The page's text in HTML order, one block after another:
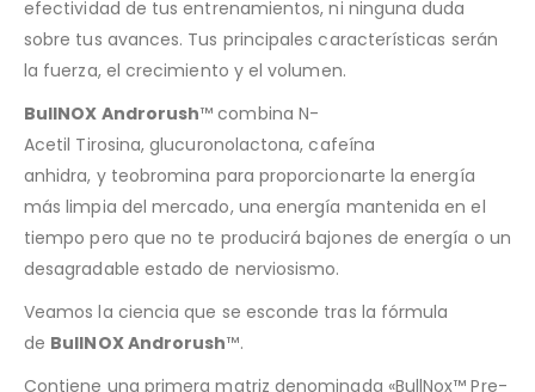
efectividad de tus entrenamientos, ni ninguna duda
sobre tus avances. Tus principales características serán
la fuerza, el crecimiento y el volumen.
BullNOX Androrush™ combina N-
Acetil Tirosina, glucuronolactona, cafeína
anhidra, y teobromina para proporcionarte la energía
más limpia del mercado, una energía mantenida en el
tiempo pero que no te producirá bajones de energía o un
desagradable estado de nerviosismo.
Veamos la ciencia que se esconde tras la fórmula
de BullNOX Androrush™.
Contiene una primera matriz denominada «BullNox™ Pre-